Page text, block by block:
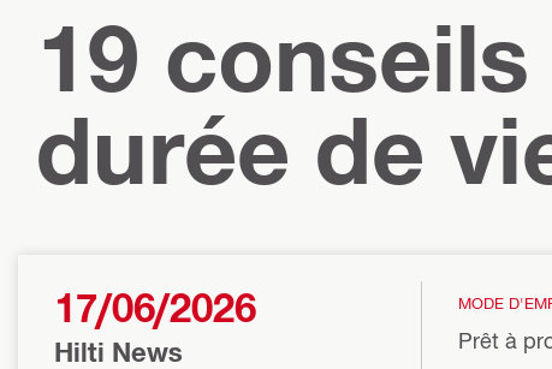
19
durée de
17/06/2026
Hilti News
MODE
Prêt à